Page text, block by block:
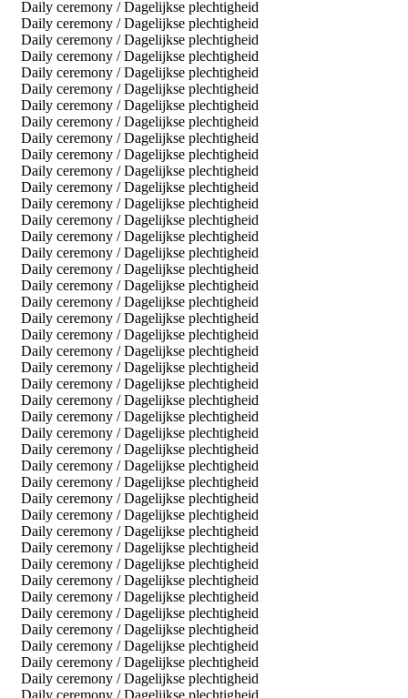
Daily ceremony / Dagelijkse plechtigheid
Daily ceremony / Dagelijkse plechtigheid
Daily ceremony / Dagelijkse plechtigheid
Daily ceremony / Dagelijkse plechtigheid
Daily ceremony / Dagelijkse plechtigheid
Daily ceremony / Dagelijkse plechtigheid
Daily ceremony / Dagelijkse plechtigheid
Daily ceremony / Dagelijkse plechtigheid
Daily ceremony / Dagelijkse plechtigheid
Daily ceremony / Dagelijkse plechtigheid
Daily ceremony / Dagelijkse plechtigheid
Daily ceremony / Dagelijkse plechtigheid
Daily ceremony / Dagelijkse plechtigheid
Daily ceremony / Dagelijkse plechtigheid
Daily ceremony / Dagelijkse plechtigheid
Daily ceremony / Dagelijkse plechtigheid
Daily ceremony / Dagelijkse plechtigheid
Daily ceremony / Dagelijkse plechtigheid
Daily ceremony / Dagelijkse plechtigheid
Daily ceremony / Dagelijkse plechtigheid
Daily ceremony / Dagelijkse plechtigheid
Daily ceremony / Dagelijkse plechtigheid
Daily ceremony / Dagelijkse plechtigheid
Daily ceremony / Dagelijkse plechtigheid
Daily ceremony / Dagelijkse plechtigheid
Daily ceremony / Dagelijkse plechtigheid
Daily ceremony / Dagelijkse plechtigheid
Daily ceremony / Dagelijkse plechtigheid
Daily ceremony / Dagelijkse plechtigheid
Daily ceremony / Dagelijkse plechtigheid
Daily ceremony / Dagelijkse plechtigheid
Daily ceremony / Dagelijkse plechtigheid
Daily ceremony / Dagelijkse plechtigheid
Daily ceremony / Dagelijkse plechtigheid
Daily ceremony / Dagelijkse plechtigheid
Daily ceremony / Dagelijkse plechtigheid
Daily ceremony / Dagelijkse plechtigheid
Daily ceremony / Dagelijkse plechtigheid
Daily ceremony / Dagelijkse plechtigheid
Daily ceremony / Dagelijkse plechtigheid
Daily ceremony / Dagelijkse plechtigheid
Daily ceremony / Dagelijkse plechtigheid
Daily ceremony / Dagelijkse plechtigheid